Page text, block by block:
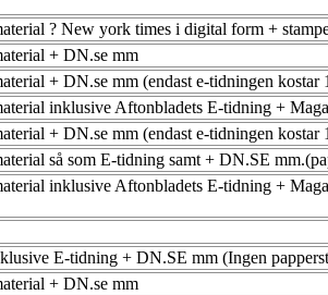
? New york times i digital form +
+ DN.se mm
+ DN.se mm (endast e-tidningen kostar
inklusive Aftonbladets E-tidning +
+ DN.se mm (endast e-tidningen kostar
så som E-tidning samt + DN.SE
inklusive Aftonbladets E-tidning +
E-tidning + DN.SE mm (Ingen
+ DN.se mm